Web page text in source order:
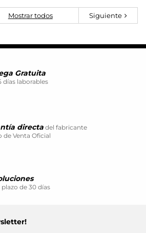
Mostrar todos Siguiente
Gratuita
días laborables
directadel fabricante
de Venta Oficial
de 30 días